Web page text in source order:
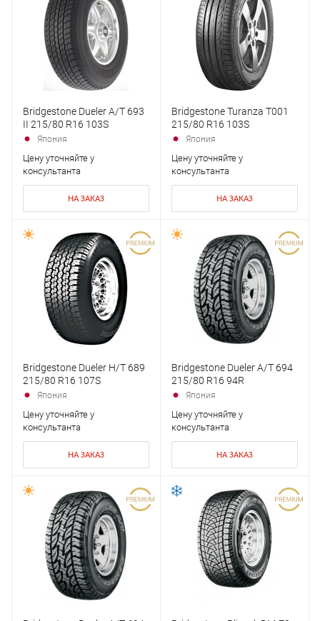
Bridgestone Dueler A/T 693
II 215/80 R16 103S
Япония
Цену уточняйте у
консультанта
НА ЗАКАЗ
Bridgestone Turanza T001
215/80 R16 103S
Япония
Цену уточняйте у
консультанта
НА ЗАКАЗ
Bridgestone Dueler H/T 689
215/80 R16 107S
Япония
Цену уточняйте у
консультанта
НА ЗАКАЗ
Bridgestone Dueler A/T 694
215/80 R16 94R
Япония
Цену уточняйте у
консультанта
НА ЗАКАЗ